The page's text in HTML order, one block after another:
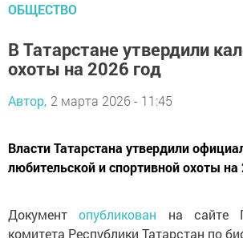
ОБЩЕСТВО
В Татарстане утвердили
охоты на 2026 год
Автор, 2 марта 2026 - 11:45
Власти Татарстана утвердили
любительской и спортивной охоты на
Документопубликован на сайте
комитета Республики Татарстан по